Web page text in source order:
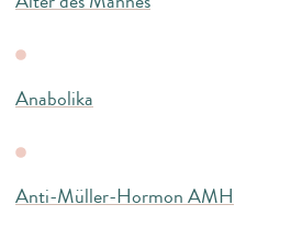
Anabolika
Anti-Müller-Hormon AMH